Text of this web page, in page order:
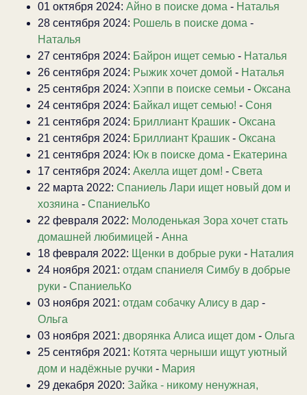
01 октября 2024: Айно в поиске дома - Наталья
28 сентября 2024: Рошель в поиске дома -
Наталья
27 сентября 2024: Байрон ищет семью - Наталья
26 сентября 2024: Рыжик хочет домой - Наталья
25 сентября 2024: Хэппи в поиске семьи - Оксана
24 сентября 2024: Байкал ищет семью! - Соня
21 сентября 2024: Бриллиант Крашик - Оксана
21 сентября 2024: Бриллиант Крашик - Оксана
21 сентября 2024: Юк в поиске дома - Екатерина
17 сентября 2024: Акелла ищет дом! - Света
22 марта 2022: Спаниель Лари ищет новый дом и
хозяина - СпаниельКо
22 февраля 2022: Молоденькая Зора хочет стать
домашней любимицей - Анна
18 февраля 2022: Щенки в добрые руки - Наталия
24 ноября 2021: отдам спаниеля Симбу в добрые
руки - СпаниельКо
03 ноября 2021: отдам собачку Алису в дар -
Ольга
03 ноября 2021: дворянка Алиса ищет дом - Ольга
25 сентября 2021: Котята черныши ищут уютный
дом и надёжные ручки - Мария
29 декабря 2020: Зайка - никому ненужная,